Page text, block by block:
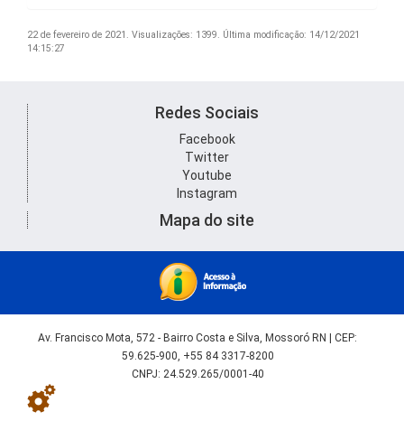
22 de fevereiro de 2021. Visualizações: 1399. Última modificação: 14/12/2021
14:15:27
Redes Sociais
Facebook
Twitter
Youtube
Instagram
Mapa do site
Av. Francisco Mota, 572 - Bairro Costa e Silva, Mossoró RN | CEP:
59.625-900, +55 84 3317-8200
CNPJ: 24.529.265/0001-40